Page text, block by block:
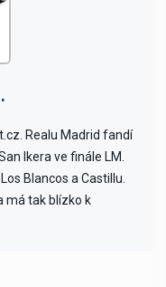
Realu Madrid fandí
Ikera ve finále LM.
Blancos a Castillu.
má tak blízko k